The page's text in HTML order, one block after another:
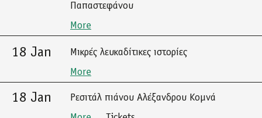
Παπαστεφάνου
More
18 Jan
Μικρές λευκαδίτικες ιστορίες
More
18 Jan
Ρεσιτάλ πιάνου Αλέξανδρου Κομνά